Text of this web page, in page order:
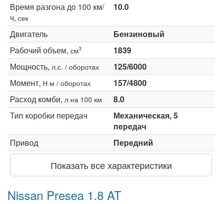
Время разгона до 100 км/
ч, сек
10.0
Двигатель
Бензиновый
Рабочий объем, см3
1839
Мощность, л.с. / оборотах
125/6000
Момент, Н·м / оборотах
157/4800
Расход комби, л на 100 км
8.0
Тип коробки передач
Механическая, 5
передач
Привод
Передний
Показать все характеристики
Nissan Presea 1.8 AT